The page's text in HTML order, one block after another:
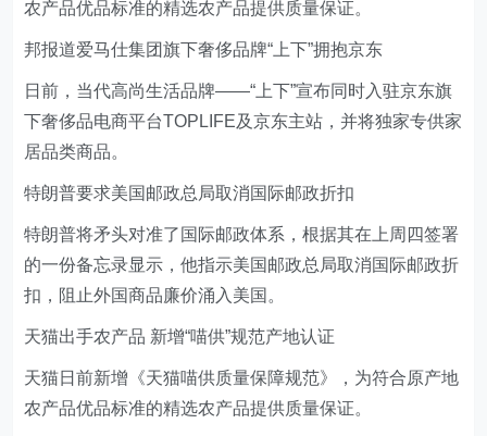
农产品优品标准的精选农产品提供质量保证。
邦报道爱马仕集团旗下奢侈品牌“上下”拥抱京东
日前，当代高尚生活品牌——“上下”宣布同时入驻京东旗
下奢侈品电商平台TOPLIFE及京东主站，并将独家专供家
居品类商品。
特朗普要求美国邮政总局取消国际邮政折扣
特朗普将矛头对准了国际邮政体系，根据其在上周四签署
的一份备忘录显示，他指示美国邮政总局取消国际邮政折
扣，阻止外国商品廉价涌入美国。
天猫出手农产品 新增“喵供”规范产地认证
天猫日前新增《天猫喵供质量保障规范》，为符合原产地
农产品优品标准的精选农产品提供质量保证。